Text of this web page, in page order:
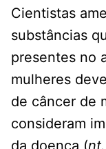
Cientistas
substâncias
presentes no
mulheres
de câncer de
consideram
da doença (